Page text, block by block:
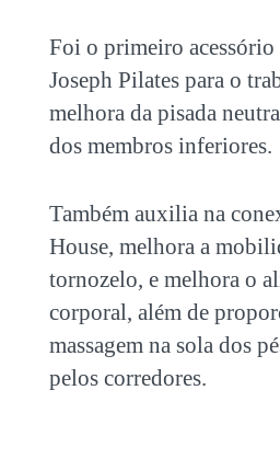
Foi o primeiro
Joseph Pilates para o
melhora da pisada
dos membros inferiores.
Também auxilia na
House, melhora a
tornozelo, e melhora o
corporal, além de
massagem na sola dos
pelos corredores.